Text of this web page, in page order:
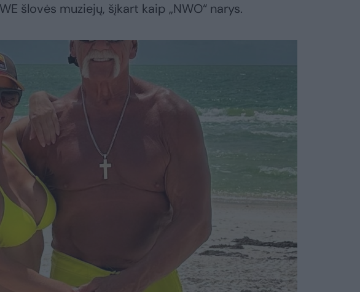
šlovės muziejų, šįkart kaip „NWO“ narys.